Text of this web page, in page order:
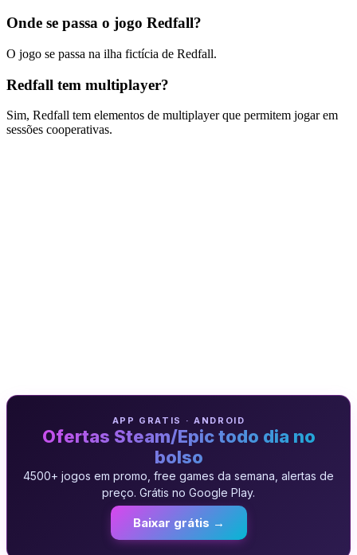
Onde se passa o jogo Redfall?
O jogo se passa na ilha fictícia de Redfall.
Redfall tem multiplayer?
Sim, Redfall tem elementos de multiplayer que permitem jogar em
sessões cooperativas.
APP GRATIS · ANDROID
Ofertas Steam/Epic todo dia no
bolso
4500+ jogos em promo, free games da semana, alertas de
preço. Grátis no Google Play.
Baixar grátis →